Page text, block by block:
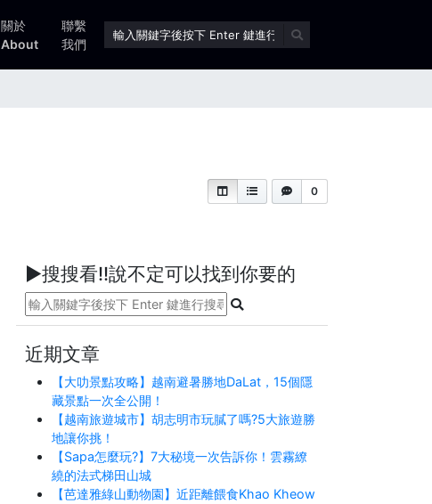
關於
About
聯繫
我們
0
►搜搜看!!說不定可以找到你要的
近期文章
【大叻景點攻略】越南避暑勝地DaLat，15個隱
藏景點一次全公開！
【越南旅遊城市】胡志明市玩膩了嗎?5大旅遊勝
地讓你挑！
【Sapa怎麼玩?】7大秘境一次告訴你！雲霧繚
繞的法式梯田山城
【芭達雅綠山動物園】近距離餵食Khao Kheow